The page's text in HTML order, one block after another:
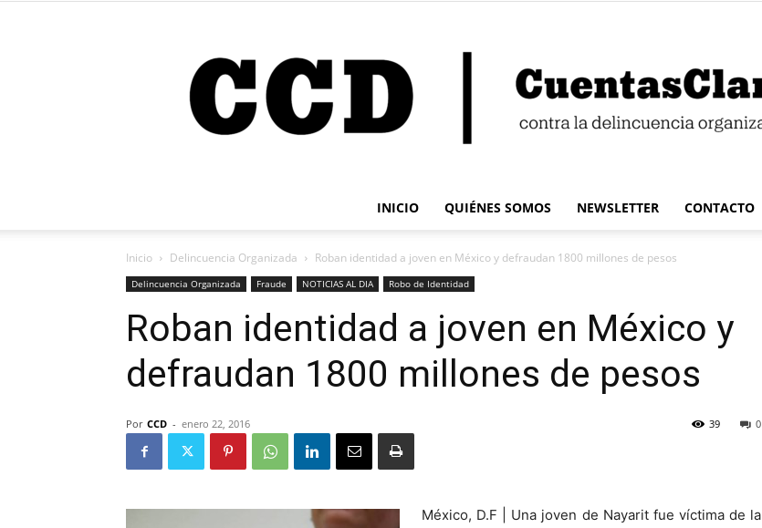
INICIO QUIÉNES SOMOS NEWSLETTER CONTACTO
Inicio Delincuencia Organizada Roban identidad a joven en México y defraudan 1800 millones de pesos
Delincuencia Organizada Fraude NOTICIAS AL DIA Robo de Identidad
Roban identidad a joven en México y
defraudan 1800 millones de pesos
Por CCD - enero 22, 2016 0
39
México, D.F | Una joven de Nayarit fue víctima de la